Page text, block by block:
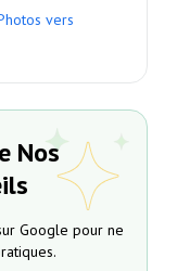
vers
Nos
Google pour ne